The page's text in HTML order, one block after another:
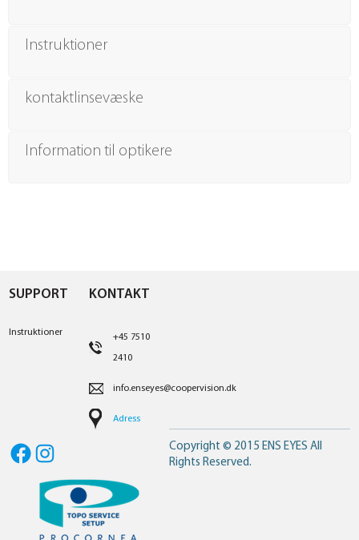
Instruktioner
kontaktlinsevæske
Information til optikere
SUPPORT
Instruktioner
KONTAKT
+45 7510
2410
info.enseyes@coopervision.dk
Adress
FacebookInstagram
Copyright © 2015 ENS EYES All
Rights Reserved.